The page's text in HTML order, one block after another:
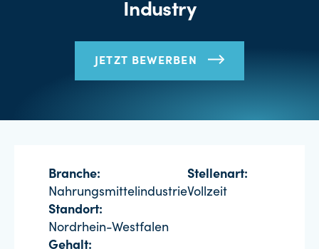
Industry
JETZT BEWERBEN
Branche:
Nahrungsmittelindustrie
Stellenart:
Vollzeit
Standort:
Nordrhein-Westfalen
Gehalt: